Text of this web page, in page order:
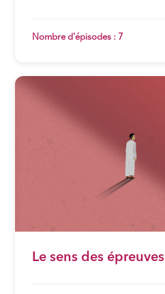
Nombre d'épisodes : 7
Le sens des épreuves